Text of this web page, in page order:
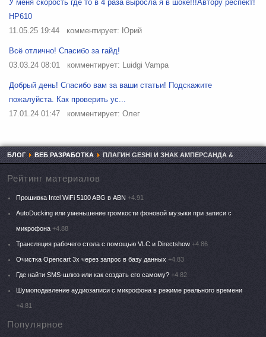
У меня скорость где то в 4 раза выросла я в шоке!!!Автору респект!
HP610
11.05.25 19:44 комментирует: Юрий
Всё отлично! Спасибо за гайд!
03.03.24 08:01 комментирует: Luidgi Vampa
Добрый день! Спасибо вам за ваши статьи! Подскажите
пожалуйста. Как проверить ус...
17.01.24 01:47 комментирует: Олег
БЛОГ ВЕБ РАЗРАБОТКА ПЛАГИН GESHI И ЗНАК АМПЕРСАНДА &
Рейтинг материалов
Прошивка Intel WiFi 5100 ABG в ABN +4.91
AutoDucking или уменьшение громкости фоновой музыки при записи с
микрофона +4.88
Трансляция рабочего стола с помощью VLC и Directshow +4.86
Очистка Opencart 3x через запрос в базу данных +4.83
Где найти SMS-шлюз или как создать его самому? +4.82
Шумоподавление аудиозаписи с микрофона в режиме реального времени
+4.81
Популярное